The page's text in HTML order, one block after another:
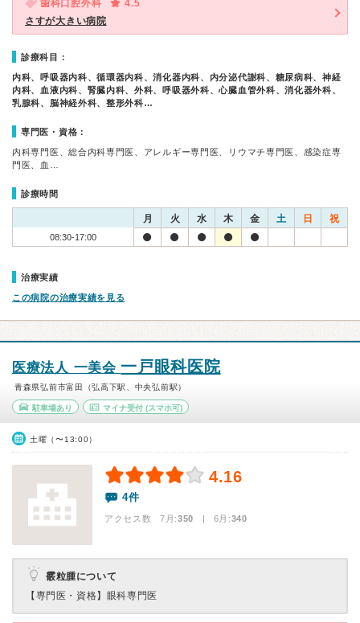
歯科口腔外科
4.5
さすが大きい病院
診療科目：
内科、呼吸器内科、循環器内科、消化器内科、内分泌代謝科、糖尿病科、神経
内科、血液内科、腎臓内科、外科、呼吸器外科、心臓血管外科、消化器外科、
乳腺科、脳神経外科、整形外科…
専門医・資格：
内科専門医、総合内科専門医、アレルギー専門医、リウマチ専門医、感染症専
門医、血…
診療時間
月 火 水 木 金 土 日 祝
08:30-17:00
治療実績
この病院の治療実績を見る
医療法人 一美会 一戸眼科医院
青森県弘前市富田（弘高下駅、中央弘前駅）
駐車場あり マイナ受付(スマホ可)
土曜（〜13:00）
4.16
4件
アクセス数 7月:350 | 6月:340
霰粒腫について
【専門医・資格】 眼科専門医